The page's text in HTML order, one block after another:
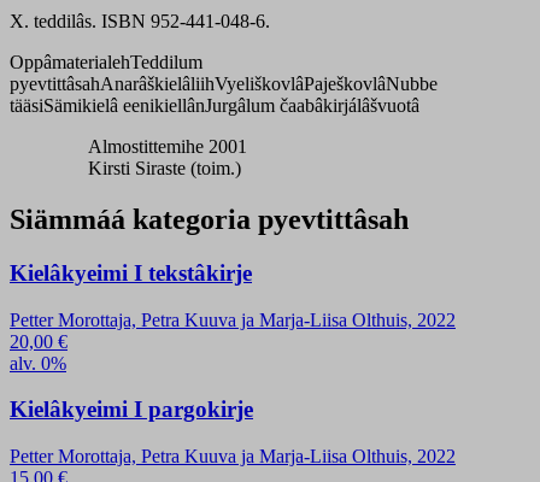
X. teddilâs. ISBN 952-441-048-6.
OppâmaterialehTeddilum
pyevtittâsahAnarâškielâliihVyeliškovlâPaješkovlâNubbe
tääsiSämikielâ eenikiellânJurgâlum čaabâkirjálâšvuotâ
Almostittemihe 2001
Kirsti Siraste (toim.)
Siämmáá kategoria pyevtittâsah
Kielâkyeimi I tekstâkirje
Petter Morottaja, Petra Kuuva ja Marja-Liisa Olthuis, 2022
20,00 €
alv. 0%
Kielâkyeimi I pargokirje
Petter Morottaja, Petra Kuuva ja Marja-Liisa Olthuis, 2022
15,00 €